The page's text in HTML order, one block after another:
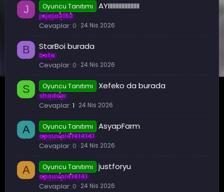
J Oyuncu Tanıtımı AYIIIIIIIIIIIIIIIIIIIII
jajaja3152
Cevaplar 0 24 Nis 2026
B StarBoi burada
beta
Cevaplar 0 24 Nis 2026
S Oyuncu Tanıtımı Xefeko da burada
shadow
Cevaplar 1 24 Nis 2026
A Oyuncu Tanıtımı AsyapFarm
apsuvai41414141
Cevaplar 0 24 Nis 2026
A Oyuncu Tanıtımı justforyu
apsuvai414141
Cevaplar 0 24 Nis 2026